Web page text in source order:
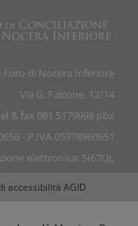
Foro di Nocera Inferiore
Via G. Falcone, 12/14
& fax 081 5179998 pbx
- P.IVA 05378960651
elettronica: SI67QL
accessibilità AGID